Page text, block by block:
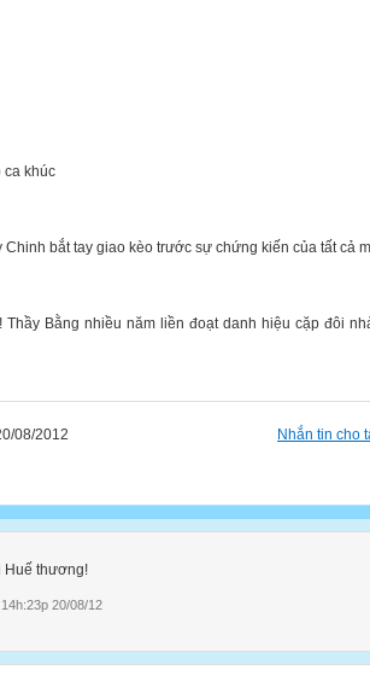
ca khúc
Chinh bắt tay giao kèo trước sự chứng kiến của tất cả
Thầy Bằng nhiều năm liền đoạt danh hiệu cặp đôi
Nhắn tin cho
08/2012
Huế thương!
14h:23p 20/08/12